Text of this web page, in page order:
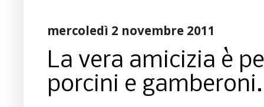
mercoledì 2 novembre 2011
La vera amicizia è
porcini e gamberoni.